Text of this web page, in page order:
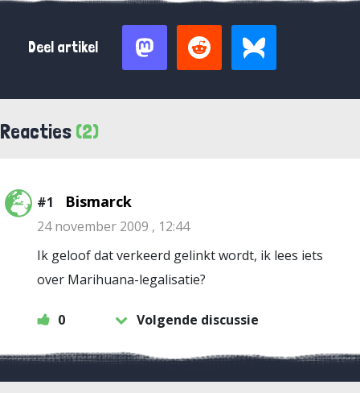
Deel artikel
Reacties (2)
#1 Bismarck
24 november 2009 , 12:44
Ik geloof dat verkeerd gelinkt wordt, ik lees iets
over Marihuana-legalisatie?
0 Volgende discussie